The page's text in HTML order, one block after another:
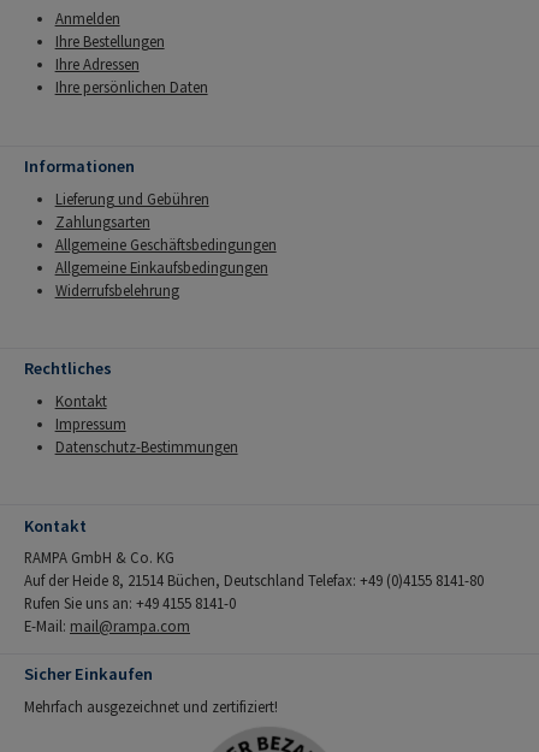
Anmelden
Ihre Bestellungen
Ihre Adressen
Ihre persönlichen Daten
Informationen
Lieferung und Gebühren
Zahlungsarten
Allgemeine Geschäftsbedingungen
Allgemeine Einkaufsbedingungen
Widerrufsbelehrung
Rechtliches
Kontakt
Impressum
Datenschutz-Bestimmungen
Kontakt
RAMPA GmbH & Co. KG
Auf der Heide 8, 21514 Büchen, Deutschland Telefax: +49 (0)4155 8141-80
Rufen Sie uns an: +49 4155 8141-0
E-Mail: mail@rampa.com
Sicher Einkaufen
Mehrfach ausgezeichnet und zertifiziert!